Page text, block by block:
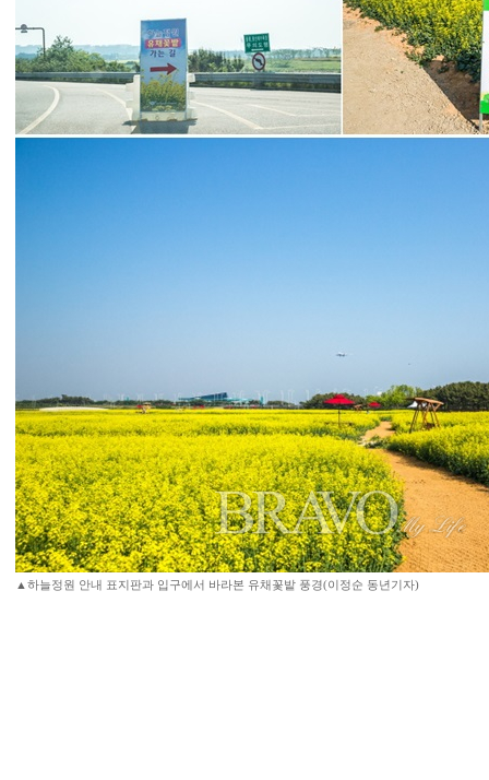
▲하늘정원 안내 표지판과 입구에서 바라본 유채꽃밭 풍경(이정순 동년기자)